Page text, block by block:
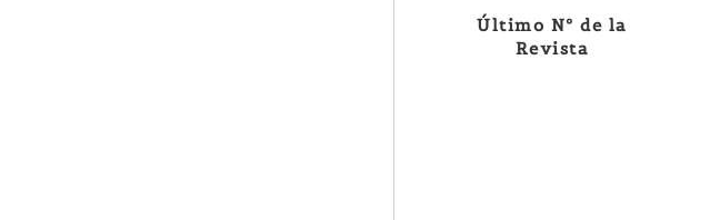
Último Nº de la
Revista